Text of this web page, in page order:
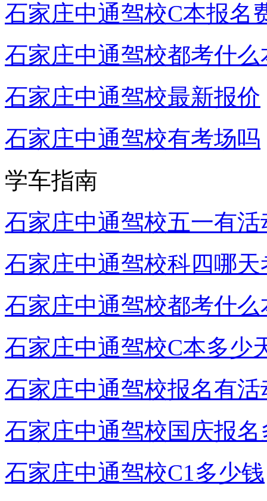
石家庄中通驾校C本报名
石家庄中通驾校都考什么
石家庄中通驾校最新报价
石家庄中通驾校有考场吗
学车指南
石家庄中通驾校五一有活
石家庄中通驾校科四哪天
石家庄中通驾校都考什么
石家庄中通驾校C本多少
石家庄中通驾校报名有活
石家庄中通驾校国庆报名
石家庄中通驾校C1多少钱